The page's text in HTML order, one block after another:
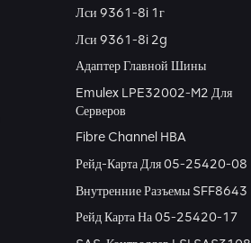
Лси 9361-8i 1г
Лси 9361-8i 2g
Адаптер Главной Шины
Emulex LPE32002-M2 Для
Серверов
Fibre Channel HBA
Рейд-Карта Для 05-25420-08
Внутренние Разъемы SFF8643
Рейд Карта На 05-25420-17